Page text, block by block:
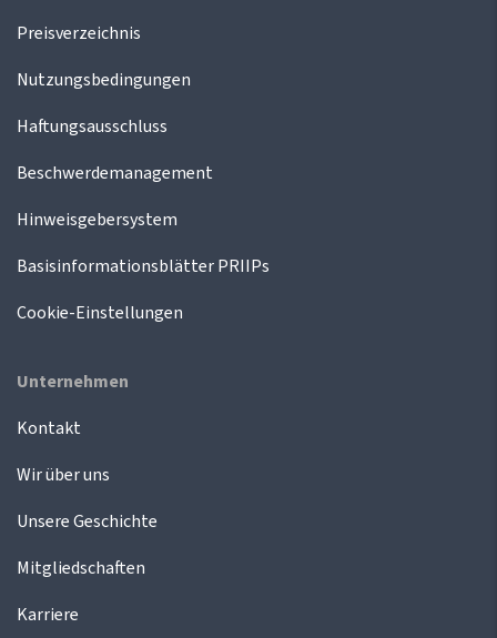
Preisverzeichnis
Nutzungsbedingungen
Haftungsausschluss
Beschwerdemanagement
Hinweisgebersystem
Basisinformationsblätter PRIIPs
Cookie-Einstellungen
Unternehmen
Kontakt
Wir über uns
Unsere Geschichte
Mitgliedschaften
Karriere